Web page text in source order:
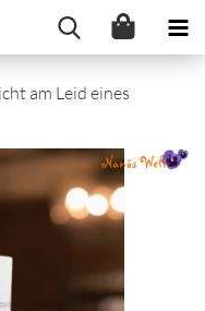
am Leid eines